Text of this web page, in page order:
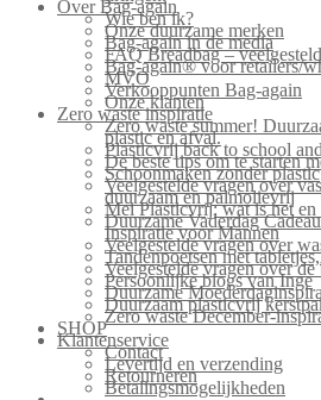
Over Bag-again
Wie ben ik?
Onze duurzame merken
Bag-again in de media
FAQ Breadbag –
Bag-again® voor retailers/
MVO
Verkooppunten Bag-again
Onze klanten
Zero waste inspiratie
Zero waste summer!
plastic en afval.
Plasticvrij back to school
De beste tips om te starten
Schoonmaken zonder plastic
Veelgestelde vragen over
duurzaam en palmolievrij
Mei Plasticvrij: wat is het en
Duurzame Vaderdag
Inspiratie voor Mannen
Veelgestelde vragen over
Tandenpoetsen met
Veelgestelde vragen over
Persoonlijke blogs van Inge
Duurzame
Duurzaam plasticvrij
Zero waste December-
SHOP
Klantenservice
Contact
Levertijd en verzending
Retourneren
Betalingsmogelijkheden